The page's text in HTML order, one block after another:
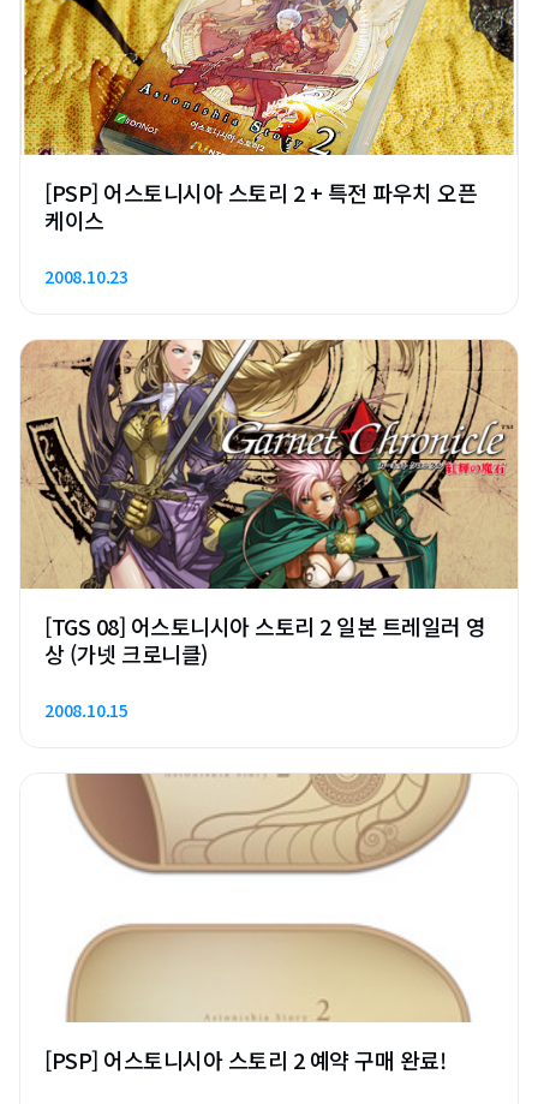
[PSP] 어스토니시아 스토리 2 + 특전 파우치 오픈
케이스
2008.10.23
[TGS 08] 어스토니시아 스토리 2 일본 트레일러 영
상 (가넷 크로니클)
2008.10.15
[PSP] 어스토니시아 스토리 2 예약 구매 완료!